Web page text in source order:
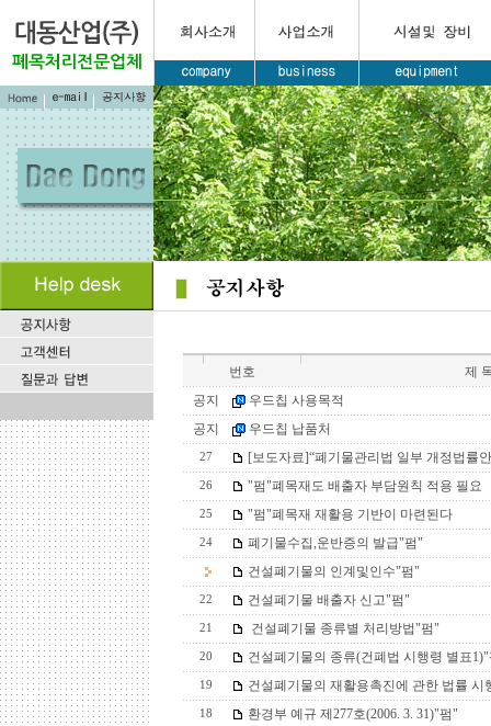
번호
제
공지
우드칩 사용목적
공지
우드칩 납품처
27 [보도자료]“폐기물관리법 일부 개정법률
26 "펌"폐목재도 배출자 부담원칙 적용 필요
25 "펌"폐목재 재활용 기반이 마련된다
24
폐기물수집,운반증의 발급"펌"
건설폐기물의 인계및인수"펌"
22 건설폐기물 배출자 신고"펌"
21 건설폐기물 종류별 처리방법"펌"
20 건설폐기물의 종류(건폐법 시행령 별표
19 건설폐기물의 재활용촉진에 관한 법률 시
18 환경부 예규 제277호(2006. 3. 31)"펌"